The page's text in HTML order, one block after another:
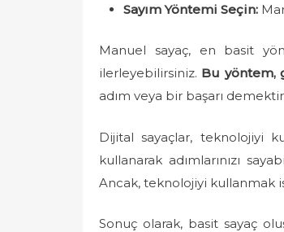
Sayım Yöntemi Seçin:
Manuel sayaç, en basit
ilerleyebilirsiniz. Bu yöntem,
adım veya bir başarı
Dijital sayaçlar, teknolojiyi
kullanarak adımlarınızı
Ancak, teknolojiyi kullanmak
Sonuç olarak, basit sayaç